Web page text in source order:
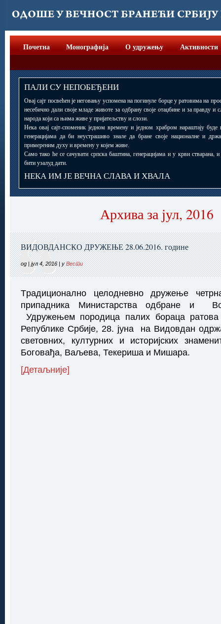
Почетна Монографија О удружењу Активности
ПАЛИ СУ НЕПОБЕЂЕНИ
Овај сајт посвећен је неговању успомена на погинуле борце у ратовима на
несебично дали своје младе животе за одбрану своје отаџбине и за правду и
народа који са њима живе у пријатељству и слози.
Нека овај сајт-споменик једном времену и једном храбром нараштају
генерацијама да би неустрашиво знале да бране своје националне и
примереним духу и времену у којем живе.
Само тако ће се сачувати српска баштина, генерацијама и у крви
бити узалуд дати.
НЕКА ИМ ЈЕ ВЕЧНА СЛАВА И ХВАЛА
Архива за јул, 2016
ВИДОВДАНСКО ДРУЖЕЊЕ 28.06.2016. године
од | јул 4, 2016 | уВести
Tрадиционално целодневно дружење
припадника Министарства одбране и
Удружењем породица палих бораца
Републике Србије, 28. јуна на Видовдан
световних, културних и историјских
Боговађа, Ваљева, Текериша и Мишара.
[Детаљније]